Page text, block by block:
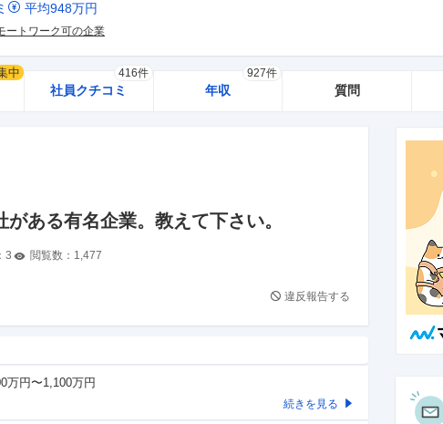
平均948万円
ートワーク可の企業
中
社員クチコミ
416件
年収
927件
質問
ある有名企業。教えて下さい。
3 閲覧数： 1,477
違反報告する
万円〜1,100万円
続きを見る